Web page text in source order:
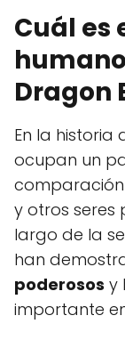
Cuál es
Dragon
En la historia
ocupan un
comparación
y otros seres
largo de la
han
poderosos y
importante